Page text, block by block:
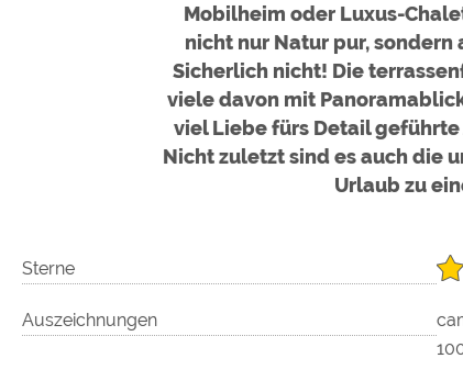
Mobilheim oder Luxus-
nicht nur Natur pur,
Sicherlich nicht! Die
viele davon mit
viel Liebe fürs Detail
Nicht zuletzt sind es auch die
Urlaub zu
Sterne
Auszeichnungen